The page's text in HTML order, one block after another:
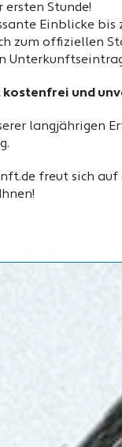
ersten Stunde!
Einblicke
zum offiziellen
kostenfrei und
langjährigen
freut sich auf